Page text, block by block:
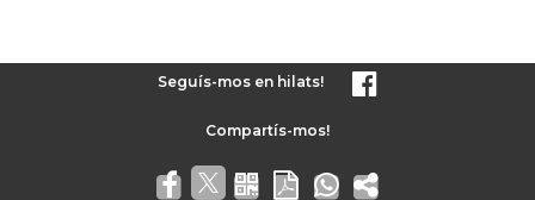
Seguís-mos en hilats!